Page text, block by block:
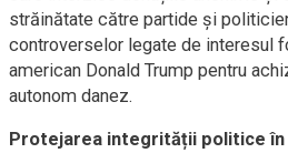
străinătate către partide și
controverselor legate de interesul
american Donald Trump pentru
autonom danez.
Protejarea integrității politice